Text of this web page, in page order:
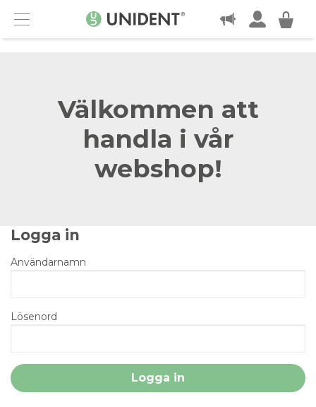
Menu
KONTAKT
Välkommen att
handla i vår
webshop!
Logga in
Användarnamn
Lösenord